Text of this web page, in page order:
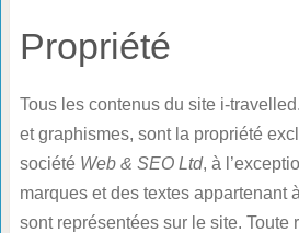
Propriété
Tous les contenus du site i-
et graphismes, sont la propriété
société Web & SEO Ltd, à
marques et des textes appartenant
sont représentées sur le site. Toute